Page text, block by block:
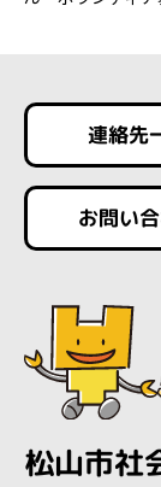
連絡先
お問い
松山市社